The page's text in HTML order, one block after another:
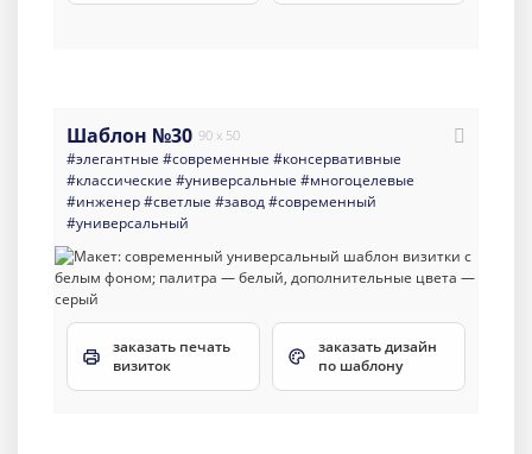
Шаблон №30 90 x 50
#элегантные #современные #консервативные
#классические #универсальные #многоцелевые
#инженер#светлые #завод#современный
#универсальный
заказать печать
визиток
заказать дизайн
по шаблону